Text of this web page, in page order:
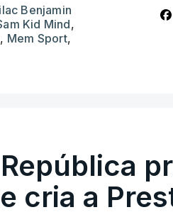
Benjamin
Kid Mind,
, Mem Sport,
cria a